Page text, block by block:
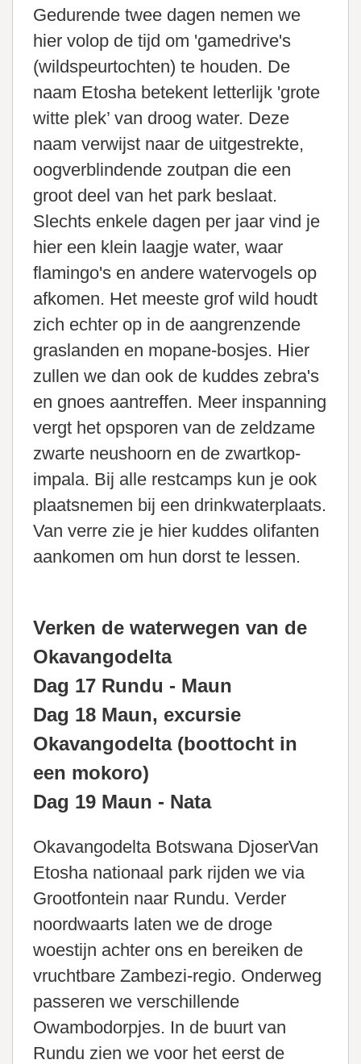
Gedurende twee dagen nemen we
hier volop de tijd om 'gamedrive's
(wildspeurtochten) te houden. De
naam Etosha betekent letterlijk 'grote
witte plek’ van droog water. Deze
naam verwijst naar de uitgestrekte,
oogverblindende zoutpan die een
groot deel van het park beslaat.
Slechts enkele dagen per jaar vind je
hier een klein laagje water, waar
flamingo's en andere watervogels op
afkomen. Het meeste grof wild houdt
zich echter op in de aangrenzende
graslanden en mopane-bosjes. Hier
zullen we dan ook de kuddes zebra's
en gnoes aantreffen. Meer inspanning
vergt het opsporen van de zeldzame
zwarte neushoorn en de zwartkop-
impala. Bij alle restcamps kun je ook
plaatsnemen bij een drinkwaterplaats.
Van verre zie je hier kuddes olifanten
aankomen om hun dorst te lessen.
Verken de waterwegen van de
Okavangodelta
Dag 17 Rundu - Maun
Dag 18 Maun, excursie
Okavangodelta (boottocht in
een mokoro)
Dag 19 Maun - Nata
Okavangodelta Botswana DjoserVan
Etosha nationaal park rijden we via
Grootfontein naar Rundu. Verder
noordwaarts laten we de droge
woestijn achter ons en bereiken de
vruchtbare Zambezi-regio. Onderweg
passeren we verschillende
Owambodorpjes. In de buurt van
Rundu zien we voor het eerst de